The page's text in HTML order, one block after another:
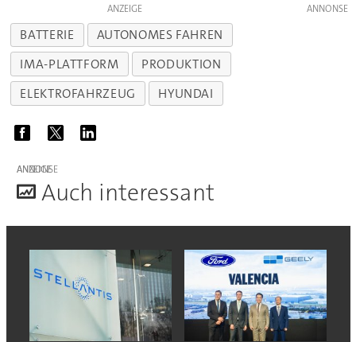
ANZEIGE
BATTERIE
AUTONOMES FAHREN
IMA-PLATTFORM
PRODUKTION
ELEKTROFAHRZEUG
HYUNDAI
ANZEIGE
Auch interessant